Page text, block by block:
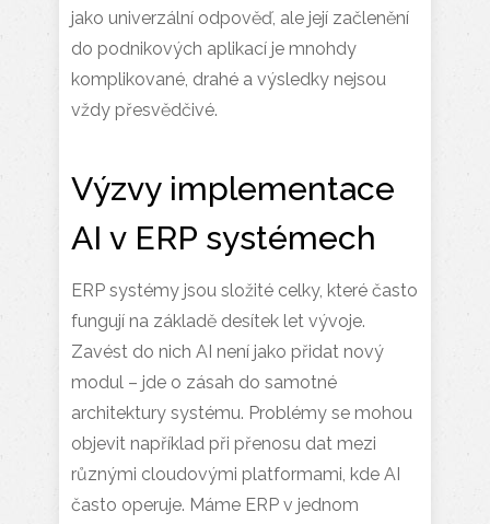
jako univerzální odpověď, ale její začlenění
do podnikových aplikací je mnohdy
komplikované, drahé a výsledky nejsou
vždy přesvědčivé.
Výzvy implementace
AI v ERP systémech
ERP systémy jsou složité celky, které často
fungují na základě desítek let vývoje.
Zavést do nich AI není jako přidat nový
modul – jde o zásah do samotné
architektury systému. Problémy se mohou
objevit například při přenosu dat mezi
různými cloudovými platformami, kde AI
často operuje. Máme ERP v jednom